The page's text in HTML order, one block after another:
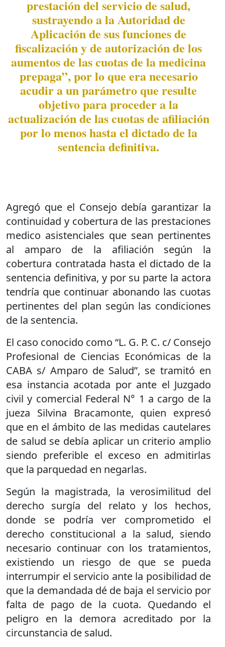
prestación del servicio de salud,
sustrayendo a la Autoridad de
Aplicación de sus funciones de
fiscalización y de autorización de los
aumentos de las cuotas de la medicina
prepaga”, por lo que era necesario
acudir a un parámetro que resulte
objetivo para proceder a la
actualización de las cuotas de afiliación
por lo menos hasta el dictado de la
sentencia definitiva.
Agregó que el Consejo debía garantizar la
continuidad y cobertura de las prestaciones
medico asistenciales que sean pertinentes
al amparo de la afiliación según la
cobertura contratada hasta el dictado de la
sentencia definitiva, y por su parte la actora
tendría que continuar abonando las cuotas
pertinentes del plan según las condiciones
de la sentencia.
El caso conocido como “L. G. P. C. c/ Consejo
Profesional de Ciencias Económicas de la
CABA s/ Amparo de Salud”, se tramitó en
esa instancia acotada por ante el Juzgado
civil y comercial Federal N° 1 a cargo de la
jueza Silvina Bracamonte, quien expresó
que en el ámbito de las medidas cautelares
de salud se debía aplicar un criterio amplio
siendo preferible el exceso en admitirlas
que la parquedad en negarlas.
Según la magistrada, la verosimilitud del
derecho surgía del relato y los hechos,
donde se podría ver comprometido el
derecho constitucional a la salud, siendo
necesario continuar con los tratamientos,
existiendo un riesgo de que se pueda
interrumpir el servicio ante la posibilidad de
que la demandada dé de baja el servicio por
falta de pago de la cuota. Quedando el
peligro en la demora acreditado por la
circunstancia de salud.